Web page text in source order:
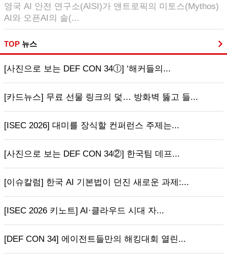
영국 AI 안전 연구소(AISI)가 앤트로픽의 미토스(Mythos)
AI와 오픈AI의 솔(...
TOP 뉴스
[사진으로 보는 DEF CON 34ⓛ] ‘해커들의...
[카드뉴스] 무료 선물 링크의 덫… 방화벽 뚫고 들...
[ISEC 2026] 대미를 장식할 컨퍼런스 주제는...
[사진으로 보는 DEF CON 34②] 한국팀 데프...
[이슈칼럼] 한국 AI 기본법이 던진 새로운 과제:...
[ISEC 2026 키노트] AI·클라우드 시대 자...
[DEF CON 34] 에이전트들만의 해킹대회 열린...